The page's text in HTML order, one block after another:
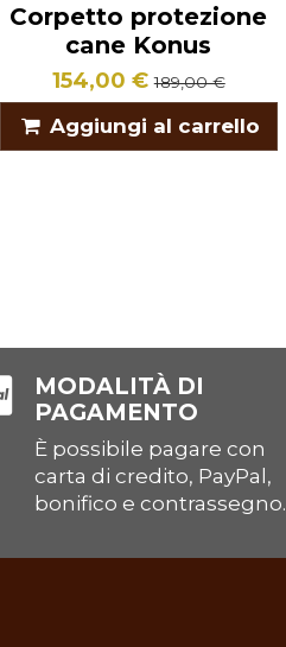
Corpetto protezione
cane Konus
154,00 €189,00 €
Aggiungi al carrello
MODALITÀ DI
PAGAMENTO
È possibile pagare con
carta di credito, PayPal,
bonifico e contrassegno.